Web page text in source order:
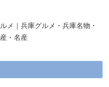
メ｜兵庫グルメ・兵庫名物・
・名産